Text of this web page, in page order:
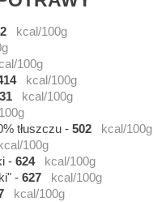
kcal/100g
100g
kcal/100g
kcal/100g
tłuszczu - 502
kcal/100g
100g
- 624
kcal/100g
- 627
kcal/100g
kcal/100g